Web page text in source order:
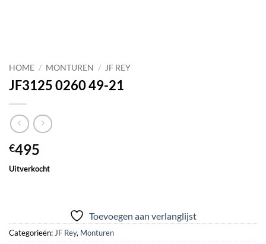
HOME / MONTUREN / JF REY
JF3125 0260 49-21
€495
Uitverkocht
Toevoegen aan verlanglijst
Categorieën: JF Rey, Monturen